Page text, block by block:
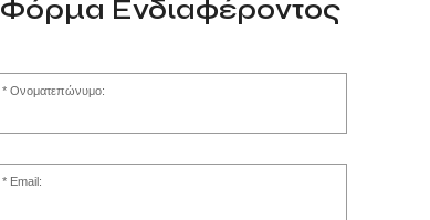
Φόρμα Ενδιαφέροντος
Ονοματεπώνυμο:
Email: